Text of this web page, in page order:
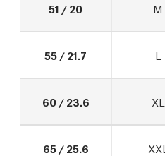
51 / 20 M
55 / 21.7 L
60 / 23.6 XL
65 / 25.6 XXL